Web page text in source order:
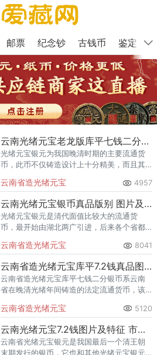
邮票 纪念钞 古钱币 鉴定
云南光绪元宝老龙版库平七钱二分钱什么样 图片及价格多少
光绪元宝银元为我国晚清时期的主要流通货
币，此币不仅铸造设计上十分精美，而且其
史收藏价值，比如云南光绪元宝老龙版库平
七钱二分银币为
云南省造光绪元宝 4957
云南光绪元宝银币真品版别 图片及价格表
光绪元宝银元是清代面值比较大的流通货
币，最开始由湖北两广引进，后来各个省都
行的法定流通货币，该枚钱币整体设计美观
大方，不仅有着清
云南省造光绪元宝 8041
云南省造光绪元宝库平7.2钱真品图片及特征 市场价格多少
云南省造光绪元宝库平七钱二分银币系云南
省在晚清光绪年间铸造的法定流通货币，该
额不多，然后又是晚清货币制改革的文物，
具有极高的收藏
云南省造光绪元宝 5120
云南光绪元宝7.2钱图片及特征 市值多少钱
云南省光绪元宝银元是我国最后一个清王朝
末期发行的银币，它也和其他光绪元宝银元